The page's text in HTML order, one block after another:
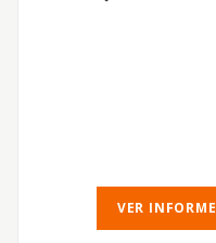
VER INFORME